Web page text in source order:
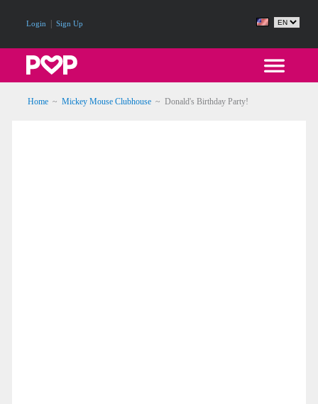
Login Sign Up
Home ~ Mickey Mouse Clubhouse ~ Donald's Birthday Party!